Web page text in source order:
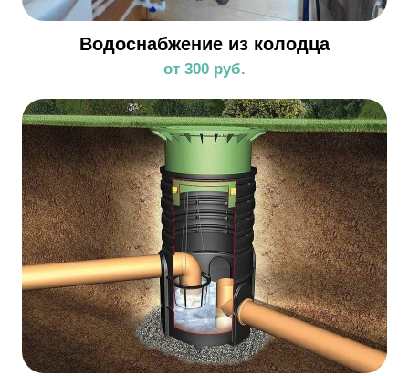
Водоснабжение из колодца
от 300 руб.